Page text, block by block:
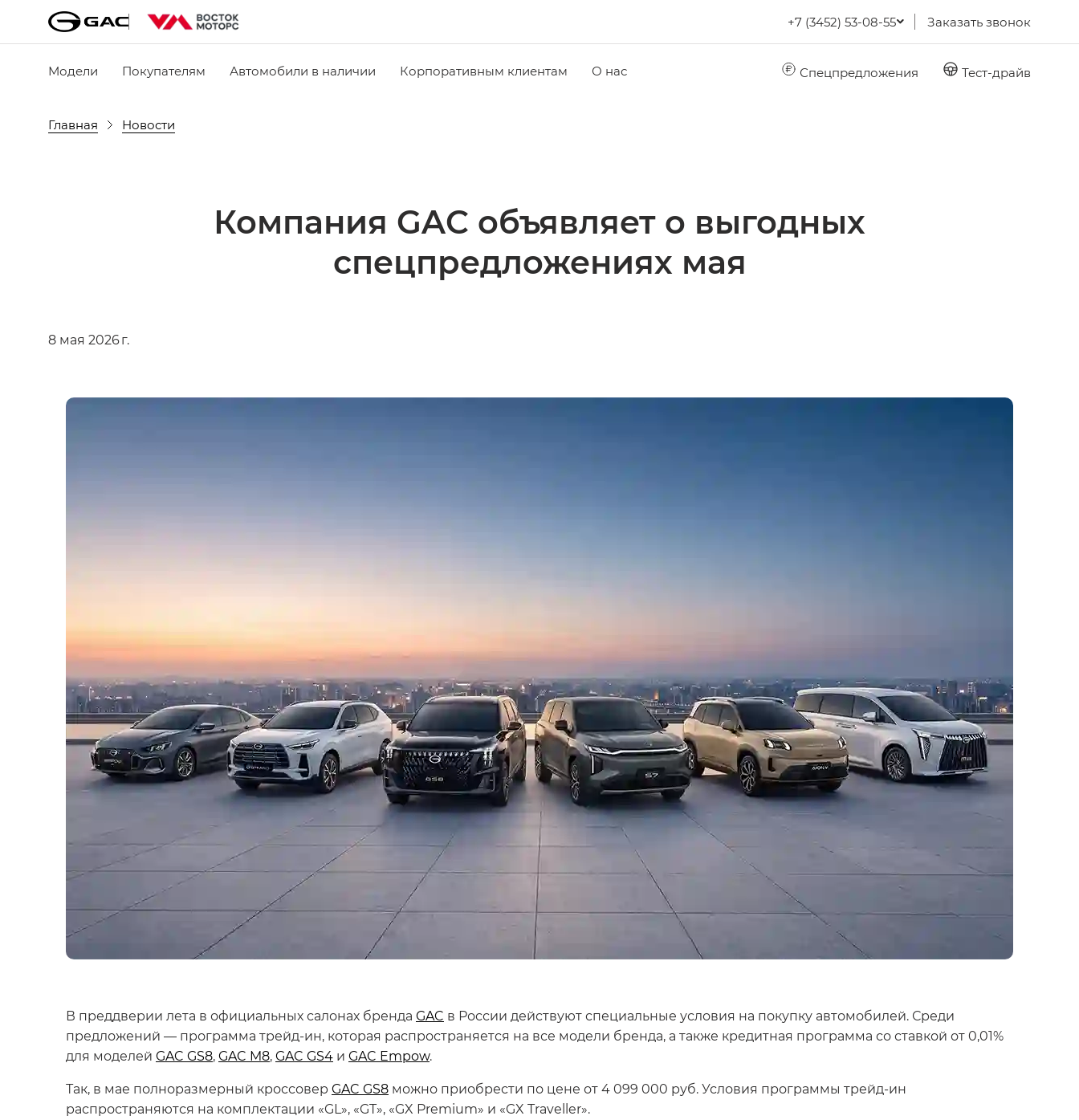
+7 (3452) 53-08-55 Заказать звонок
Модели Покупателям Автомобили в наличии Корпоративным клиентам О нас Спецпредложения Тест-драйв
Главная Новости
Компания GAC объявляет о выгодных
спецпредложениях мая
8 мая 2026 г.
В преддверии лета в официальных салонах бренда GAC в России действуют специальные условия на покупку автомобилей. Среди
предложений — программа трейд-ин, которая распространяется на все модели бренда, а также кредитная программа со ставкой от 0,01%
для моделей GAC GS8,GAC M8,GAC GS4 и GAC Empow.
Так, в мае полноразмерный кроссовер GAC GS8 можно приобрести по цене от 4 099 000 руб. Условия программы трейд-ин
распространяются на комплектации «GL», «GT», «GX Premium» и «GX Traveller».